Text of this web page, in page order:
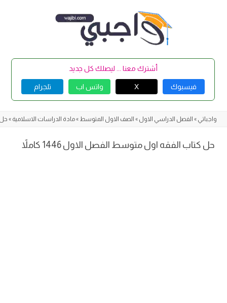
أشترك معنا ... ليصلك كل جديد
فيسبوك X واتس اب تلجرام
واجباتي » الفصل الدراسي الاول » الصف الاول المتوسط »مادة الدراسات الاسلامية » حل
حل كتاب الفقه اول متوسط الفصل الاول 1446 كاملاً